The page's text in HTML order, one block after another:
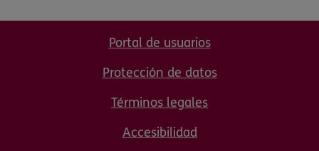
Portal de usuarios
Protección de datos
Términos legales
Accesibilidad